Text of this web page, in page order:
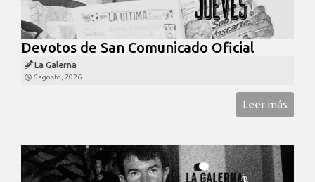
Devotos de San Comunicado Oficial
La Galerna
6 agosto, 2026
Leer más